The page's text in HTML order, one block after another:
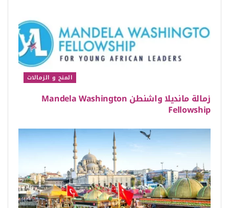
المنح و الزمالات
زمالة مانديلا واشنطن Mandela Washington
Fellowship